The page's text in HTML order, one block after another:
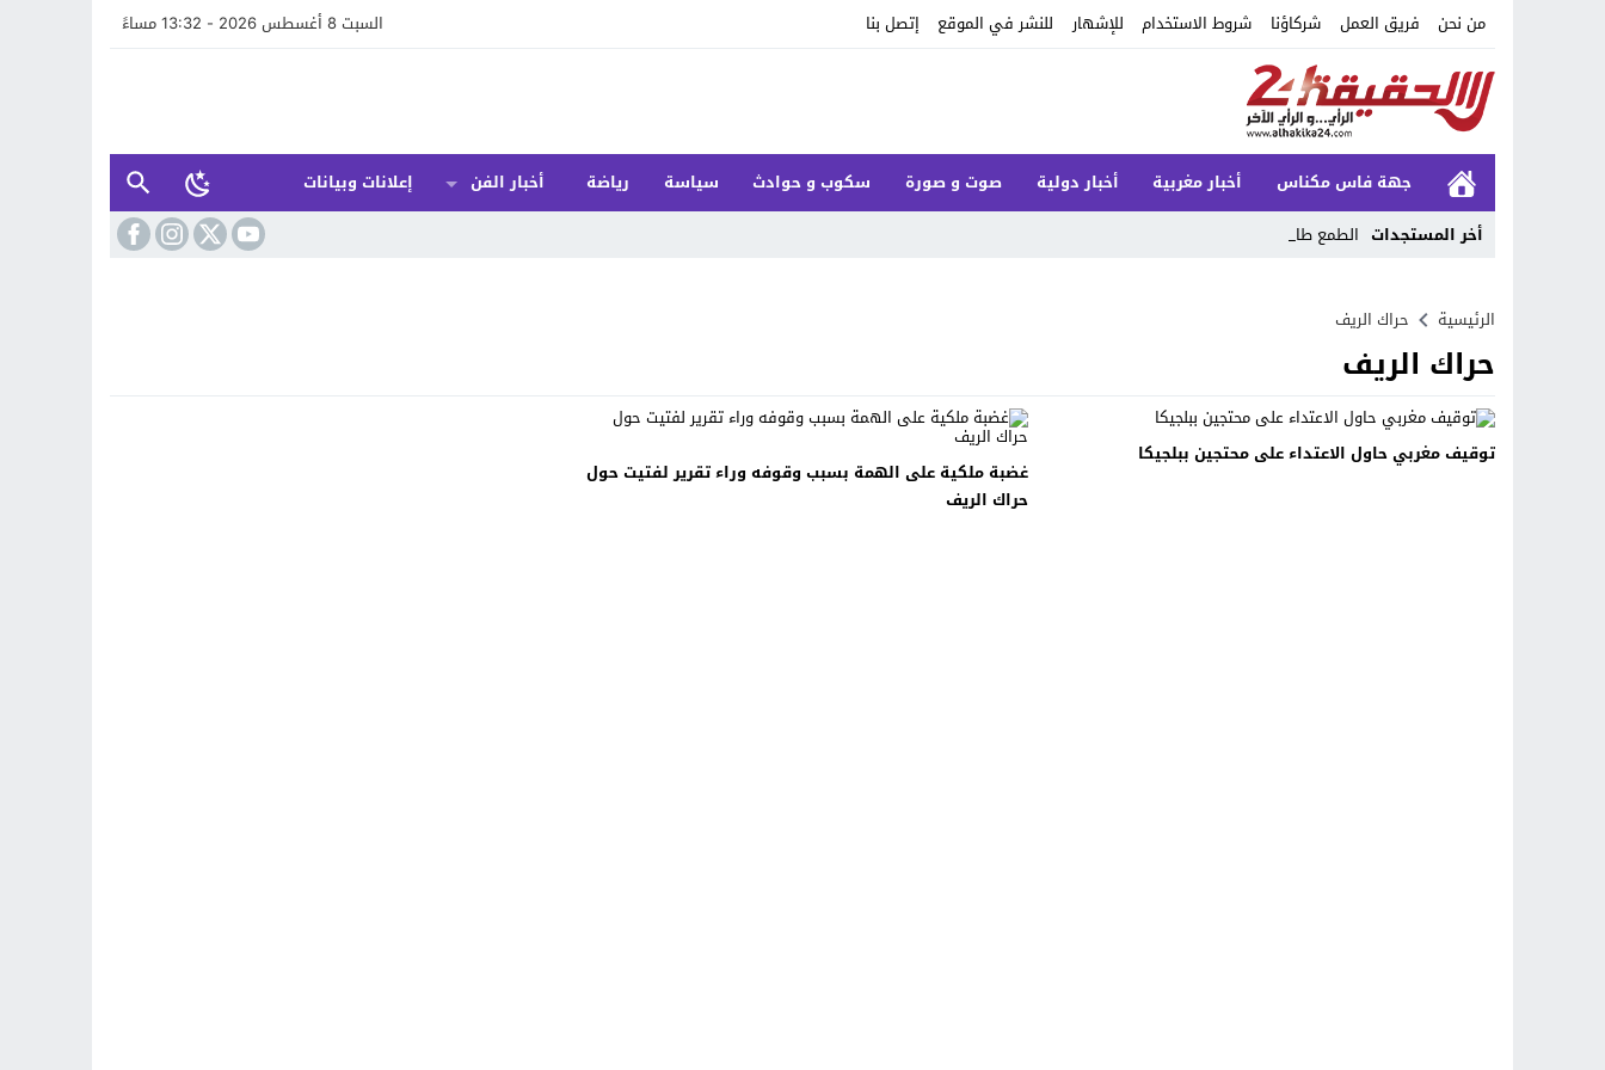
من نحن فريق العمل شركاؤنا شروط الاستخدام للإشهار للنشر في الموقع إتصل بنا السبت 8 أغسطس 2026 - 13:32 مساءً
جهة فاس مكناس أخبار مغربية أخبار دولية صوت و صورة سكوب و حوادث سياسة رياضة أخبار الفن
إعلانات وبيانات
أخر المستجدات الطمع طاعون _
Previous
Next
الرئيسية حراك الريف
حراك الريف
توقيف مغربي حاول الاعتداء على محتجين ببلجيكا
غضبة ملكية على الهمة بسبب وقوفه وراء تقرير لفتيت حول
حراك الريف